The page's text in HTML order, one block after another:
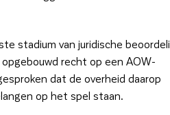
stadium van juridische
recht op een AOW-
dat de overheid daarop
op het spel staan.